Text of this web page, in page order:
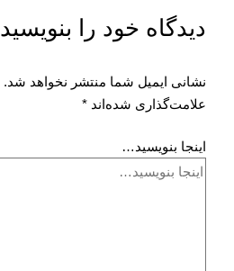
دیدگاه‌ خود را بنویسید
نشانی ایمیل شما منتشر نخواهد شد.
علامت‌گذاری شده‌اند*
اینجا بنویسید…